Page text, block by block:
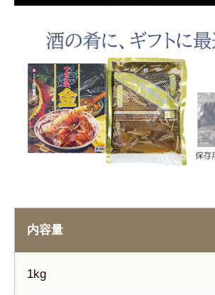
内容量
1kg